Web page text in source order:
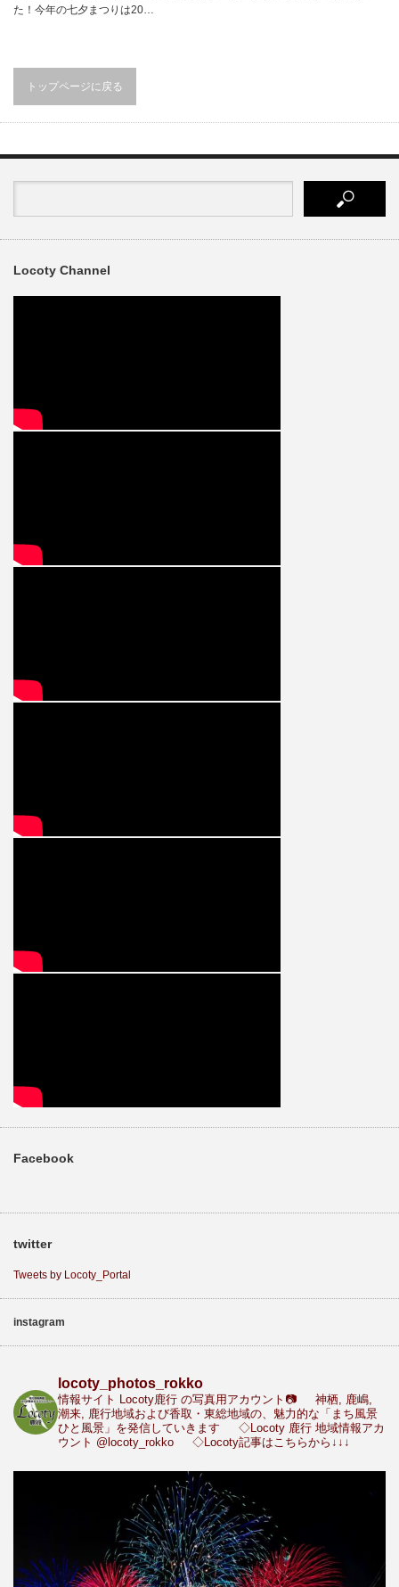
た！今年の七夕まつりは20…
トップページに戻る
Locoty Channel
Facebook
twitter
Tweets by Locoty_Portal
instagram
locoty_photos_rokko
情報サイト Locoty鹿行 の写真用アカウント📷
神栖, 鹿嶋,
潮来, 鹿行地域および香取・東総地域の、魅力的な「まち風景
ひと風景」を発信していきます
◇Locoty 鹿行 地域情報アカ
ウント @locoty_rokko ◇Locoty記事はこちらから↓↓↓